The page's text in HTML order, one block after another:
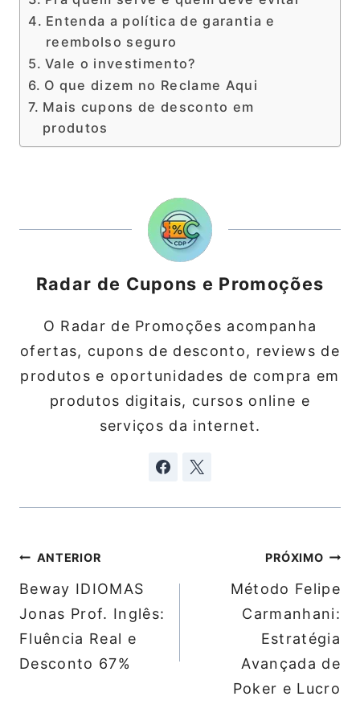
Entenda a política de garantia e
reembolso seguro
Vale o investimento?
O que dizem no Reclame Aqui
Mais cupons de desconto em
produtos
Radar de Cupons e Promoções
O Radar de Promoções acompanha
ofertas, cupons de desconto, reviews de
produtos e oportunidades de compra em
produtos digitais, cursos online e
serviços da internet.
Navegação
de
Post
ANTERIOR
Beway IDIOMAS
Jonas Prof. Inglês:
Fluência Real e
Desconto 67%
PRÓXIMO
Método Felipe
Carmanhani:
Estratégia
Avançada de
Poker e Lucro